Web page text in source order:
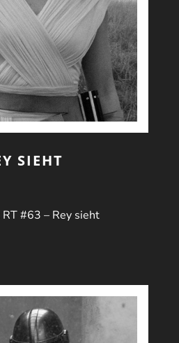
SIEHT
#63 – Rey sieht